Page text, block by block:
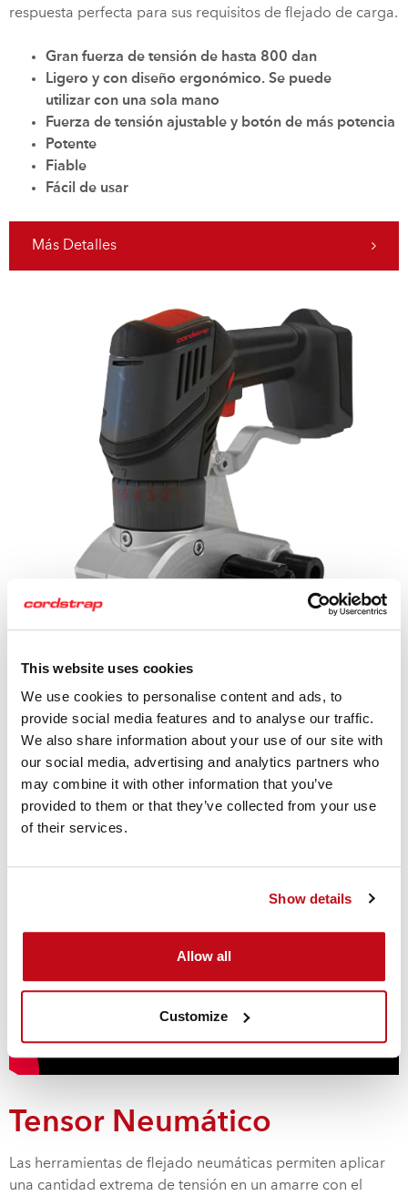
This website uses cookies
We use cookies to personalise content and ads, to
provide social media features and to analyse our traffic.
We also share information about your use of our site with
our social media, advertising and analytics partners who
may combine it with other information that you’ve
provided to them or that they’ve collected from your use
of their services.
Show details
Allow all
Customize
respuesta perfecta para sus requisitos de flejado de carga.
Gran fuerza de tensión de hasta 800 dan
Ligero y con diseño ergonómico. Se puede
utilizar con una sola mano
Fuerza de tensión ajustable y botón de más potencia
Potente
Fiable
Fácil de usar
Más Detalles
CBT35 Video de
Utilización
Este video explica como se utiliza el tensor CBT35 y se
aplica la tensión en los sistemas de flejado Cordstrap.
Tensor Neumático
Las herramientas de flejado neumáticas permiten aplicar
una cantidad extrema de tensión en un amarre con el